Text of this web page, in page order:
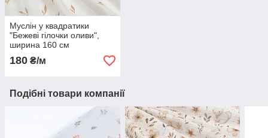
Муслін у квадратики
"Бежеві гілочки оливи",
ширина 160 см
180 ₴/м
Подібні товари компанії